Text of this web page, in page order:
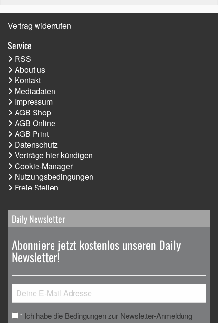
Vertrag widerrufen
Service
RSS
About us
Kontakt
Mediadaten
Impressum
AGB Shop
AGB Online
AGB Print
Datenschutz
Verträge hier kündigen
Cookie-Manager
Nutzungsbedingungen
Freie Stellen
Daily Newsletter
Abonniere jetzt kostenlos unseren Daily
Newsletter!
* Ich habe die Bedingungen zur Newsletter-Anmeldung